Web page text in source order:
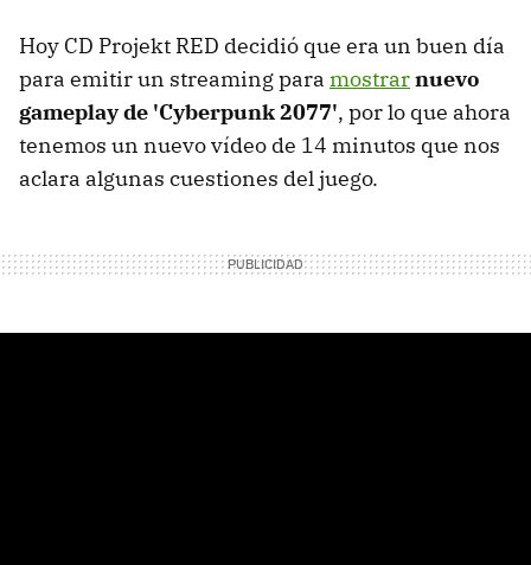
Hoy CD Projekt RED decidió que era un buen día
para emitir un streaming para mostrarnuevo
gameplay de 'Cyberpunk 2077', por lo que ahora
tenemos un nuevo vídeo de 14 minutos que nos
aclara algunas cuestiones del juego.